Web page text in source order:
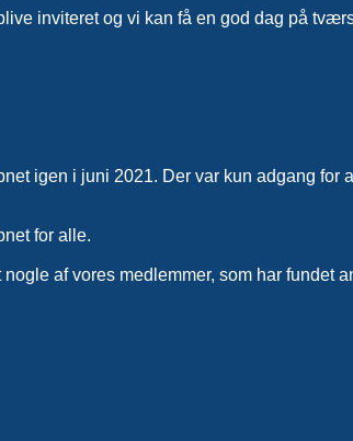
inviteret og vi kan få en god dag på
igen i juni 2021. Der var kun adgang for
for alle.
af vores medlemmer, som har fundet